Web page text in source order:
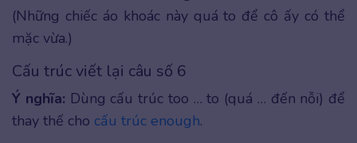
(Những chiếc áo khoác này quá to để cô ấy có thể
mặc vừa.)
Cấu trúc viết lại câu số 6
Ý nghĩa: Dùng cấu trúc too … to (quá … đến nỗi) để
thay thế cho cấu trúc enough.